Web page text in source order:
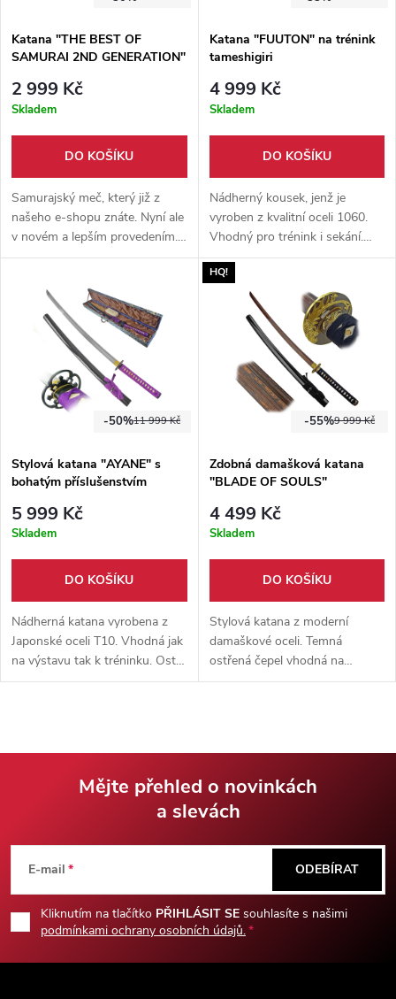
Katana "THE BEST OF
SAMURAI 2ND GENERATION"
2 999 Kč
Skladem
DO KOŠÍKU
Samurajský meč, který již z
našeho e-shopu znáte. Nyní ale
v novém a lepším provedením.
Propracovanější detaily, zesílená
Kousek, který vás chytí za
srdce a nepustí!
Katana "FUUTON" na trénink
tameshigiri
4 999 Kč
Skladem
DO KOŠÍKU
Nádherný kousek, jenž je
vyroben z kvalitní oceli 1060.
Vhodný pro trénink i sekání.
Ideální dárek pro fanoušky
Japosnké kultury a Samurajů.
11 999 Kč
-50%
Stylová katana "AYANE" s
bohatým příslušenstvím
5 999 Kč
Skladem
DO KOŠÍKU
Nádherná katana vyrobena z
Japonské oceli T10. Vhodná jak
na výstavu tak k tréninku. Ostrá
již z výroby. Prodávaná v
HQ!
9 999 Kč
-55%
Zdobná damašková katana
"BLADE OF SOULS"
4 499 Kč
Skladem
DO KOŠÍKU
Stylová katana z moderní
damaškové oceli. Temná
ostřená čepel vhodná na
tameshigiri. Dřevěná pochva v
p
a
Mějte přehled o novinkách
a slevách
E-mail
Kliknutím na tlačítko PŘIHLÁSIT SE souhlasíte s našimi
podmínkami ochrany osobních údajů.
ODEBÍRAT